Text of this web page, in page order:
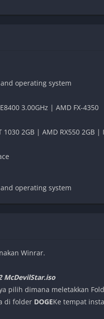
operating system
3.00GHz | AMD FX-4350
1030 2GB | AMD RX550 2GB
operating system
Winrar.
McDevilStar.iso
pilih dimana meletakkan
di folder DOGEKe tempat